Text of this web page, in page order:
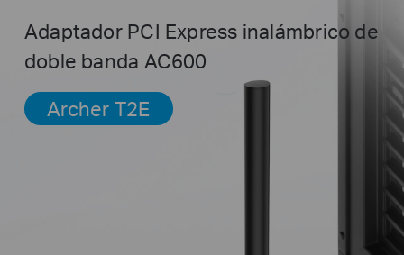
Adaptador PCI Express inalámbrico de
doble banda AC600
Archer T2E